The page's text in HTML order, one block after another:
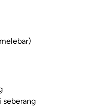
seberang